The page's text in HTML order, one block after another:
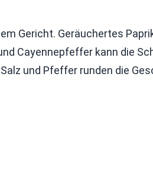
Gericht. Geräuchertes
Cayennepfeffer kann die
und Pfeffer runden die